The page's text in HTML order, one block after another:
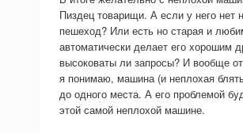
Пиздец товарищи. А если у него нет
пешеход? Или есть но старая и
автоматически делает его хорошим
высоковаты ли запросы? И вообще
я понимаю, машина (и неплохая
до одного места. А его проблемой
этой самой неплохой машине.